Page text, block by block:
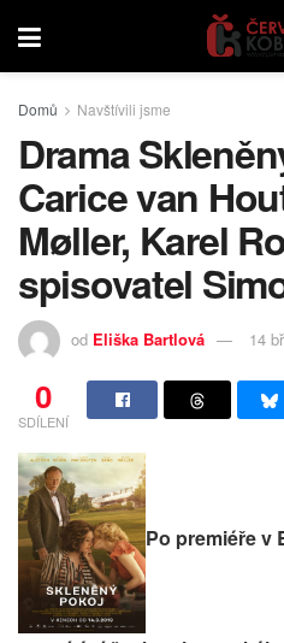
Domů Navštívili jsme
Drama
Carice van
Møller, Karel
spisovatel
od Eliška Bartlová 14
0
SDÍLENÍ
Po premiéře v